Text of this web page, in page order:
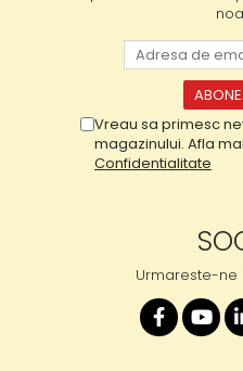
Vreau sa primesc
magazinului. Afla
Confidentialitate
Urmareste-ne